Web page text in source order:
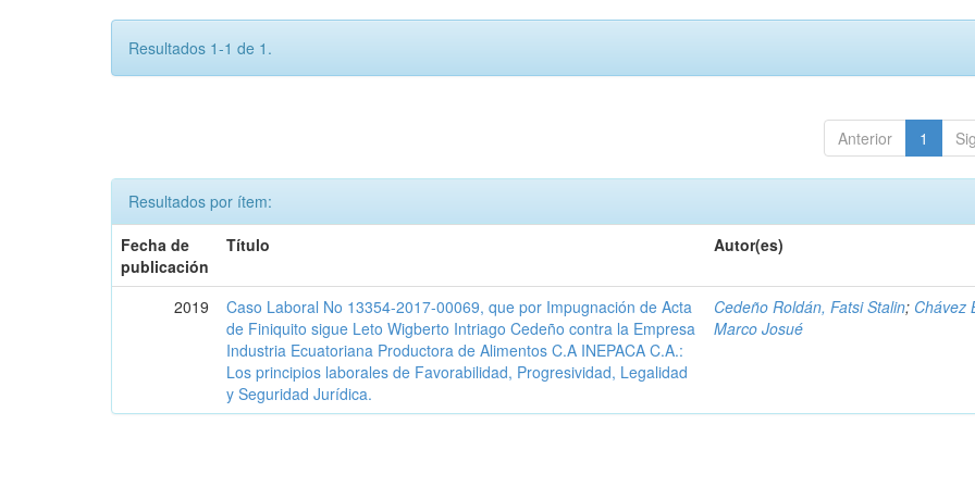
Resultados 1-1 de 1.
Anterior 1
Resultados por ítem:
Fecha de
publicación
Título Autor(es)
2019
Caso Laboral No 13354-2017-00069, que por Impugnación de Acta
de Finiquito sigue Leto Wigberto Intriago Cedeño contra la Empresa
Industria Ecuatoriana Productora de Alimentos C.A INEPACA C.A.:
Los principios laborales de Favorabilidad, Progresividad, Legalidad
y Seguridad Jurídica.
Cedeño Roldán, Fatsi Stalin; Chávez
Marco Josué